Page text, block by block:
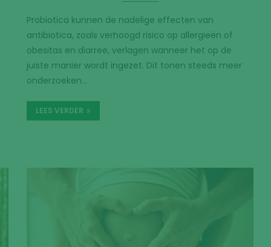
Probiotica kunnen de nadelige effecten van
antibiotica, zoals verhoogd risico op allergieën of
obesitas en diarree, verlagen wanneer het op de
juiste manier wordt ingezet. Dit tonen steeds meer
onderzoeken…
LEES VERDER